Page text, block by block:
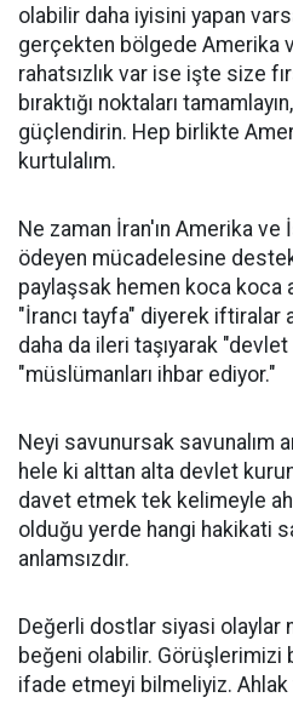
olabilir daha iyisini yapan
gerçekten bölgede Amerika
rahatsızlık var ise işte size
bıraktığı noktaları
güçlendirin. Hep birlikte
kurtulalım.
Ne zaman İran'ın Amerika ve
ödeyen mücadelesine
paylaşsak hemen koca koca
"İrancı tayfa" diyerek iftiralar
daha da ileri taşıyarak
"müslümanları ihbar ediyor."
Neyi savunursak savunalım
hele ki alttan alta devlet
davet etmek tek kelimeyle
olduğu yerde hangi hakikati
anlamsızdır.
Değerli dostlar siyasi olaylar
beğeni olabilir. Görüşlerimizi
ifade etmeyi bilmeliyiz.